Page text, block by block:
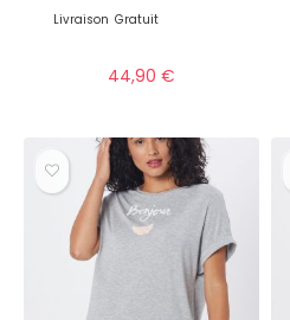
Livraison Gratuit
44,90 €